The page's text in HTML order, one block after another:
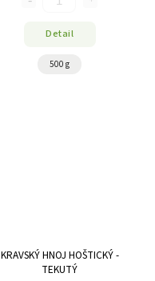
Detail
500 g
KRAVSKÝ HNOJ HOŠTICKÝ -
TEKUTÝ